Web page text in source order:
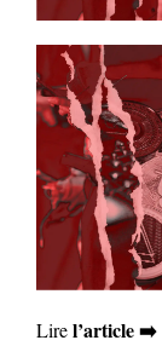
Lirel’article ➡️